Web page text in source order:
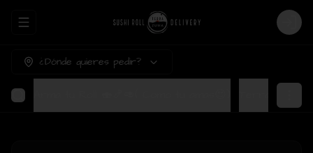
Abrir menu de navegación Login
¿Dónde quieres pedir?